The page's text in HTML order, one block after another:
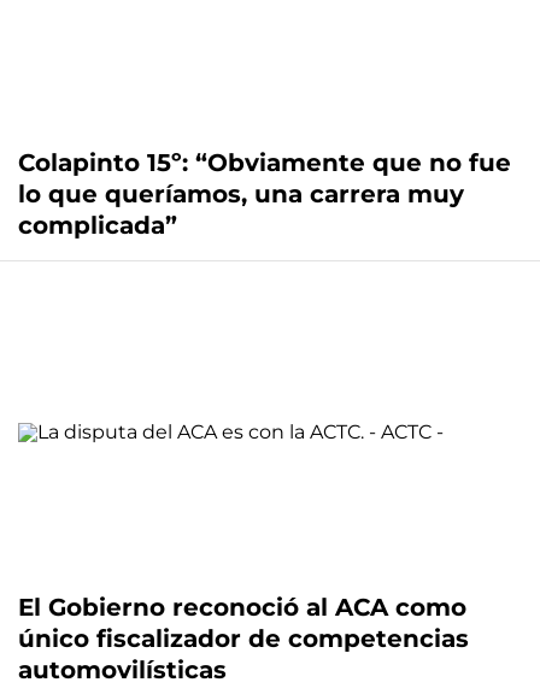
Colapinto 15º: “Obviamente que no fue
lo que queríamos, una carrera muy
complicada”
El Gobierno reconoció al ACA como
único fiscalizador de competencias
automovilísticas